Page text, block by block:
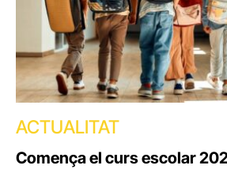
ACTUALITAT
Comença el curs escolar